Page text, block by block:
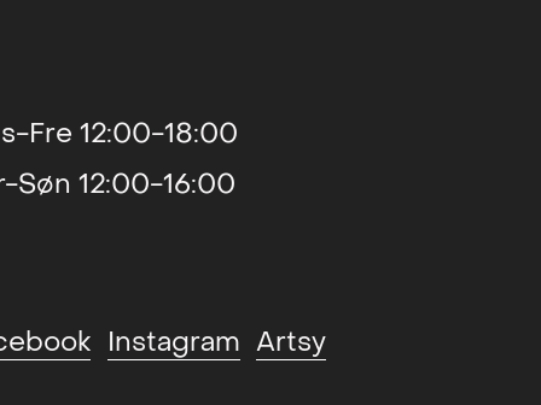
Fre 12:00-18:00
Søn 12:00-16:00
Instagram Artsy